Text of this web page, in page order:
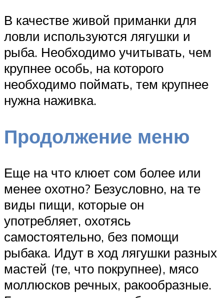
В качестве живой приманки для
ловли используются лягушки и
рыба. Необходимо учитывать, чем
крупнее особь, на которого
необходимо поймать, тем крупнее
нужна наживка.
Продолжение меню
Еще на что клюет сом более или
менее охотно? Безусловно, на те
виды пищи, которые он
употребляет, охотясь
самостоятельно, без помощи
рыбака. Идут в ход лягушки разных
мастей (те, что покрупнее), мясо
моллюсков речных, ракообразные.